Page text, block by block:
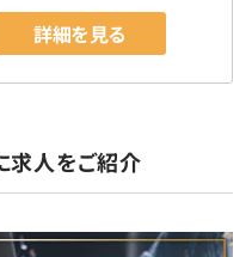
詳細を見る
求人をご紹介